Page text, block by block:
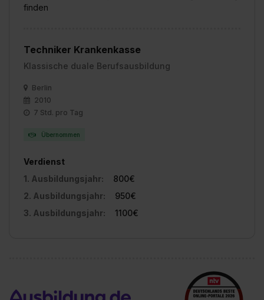
finden
Techniker Krankenkasse
Klassische duale Berufsausbildung
Berlin
2010
7 Std. pro Tag
Übernommen
Verdienst
1. Ausbildungsjahr:
800€
2. Ausbildungsjahr:
950€
3. Ausbildungsjahr:
1100€